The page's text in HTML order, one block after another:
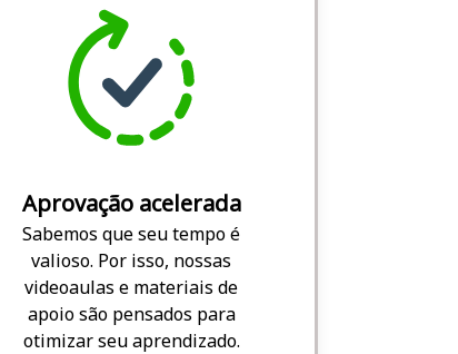
Aprovação acelerada
Sabemos que seu tempo é
valioso. Por isso, nossas
videoaulas e materiais de
apoio são pensados para
otimizar seu aprendizado.